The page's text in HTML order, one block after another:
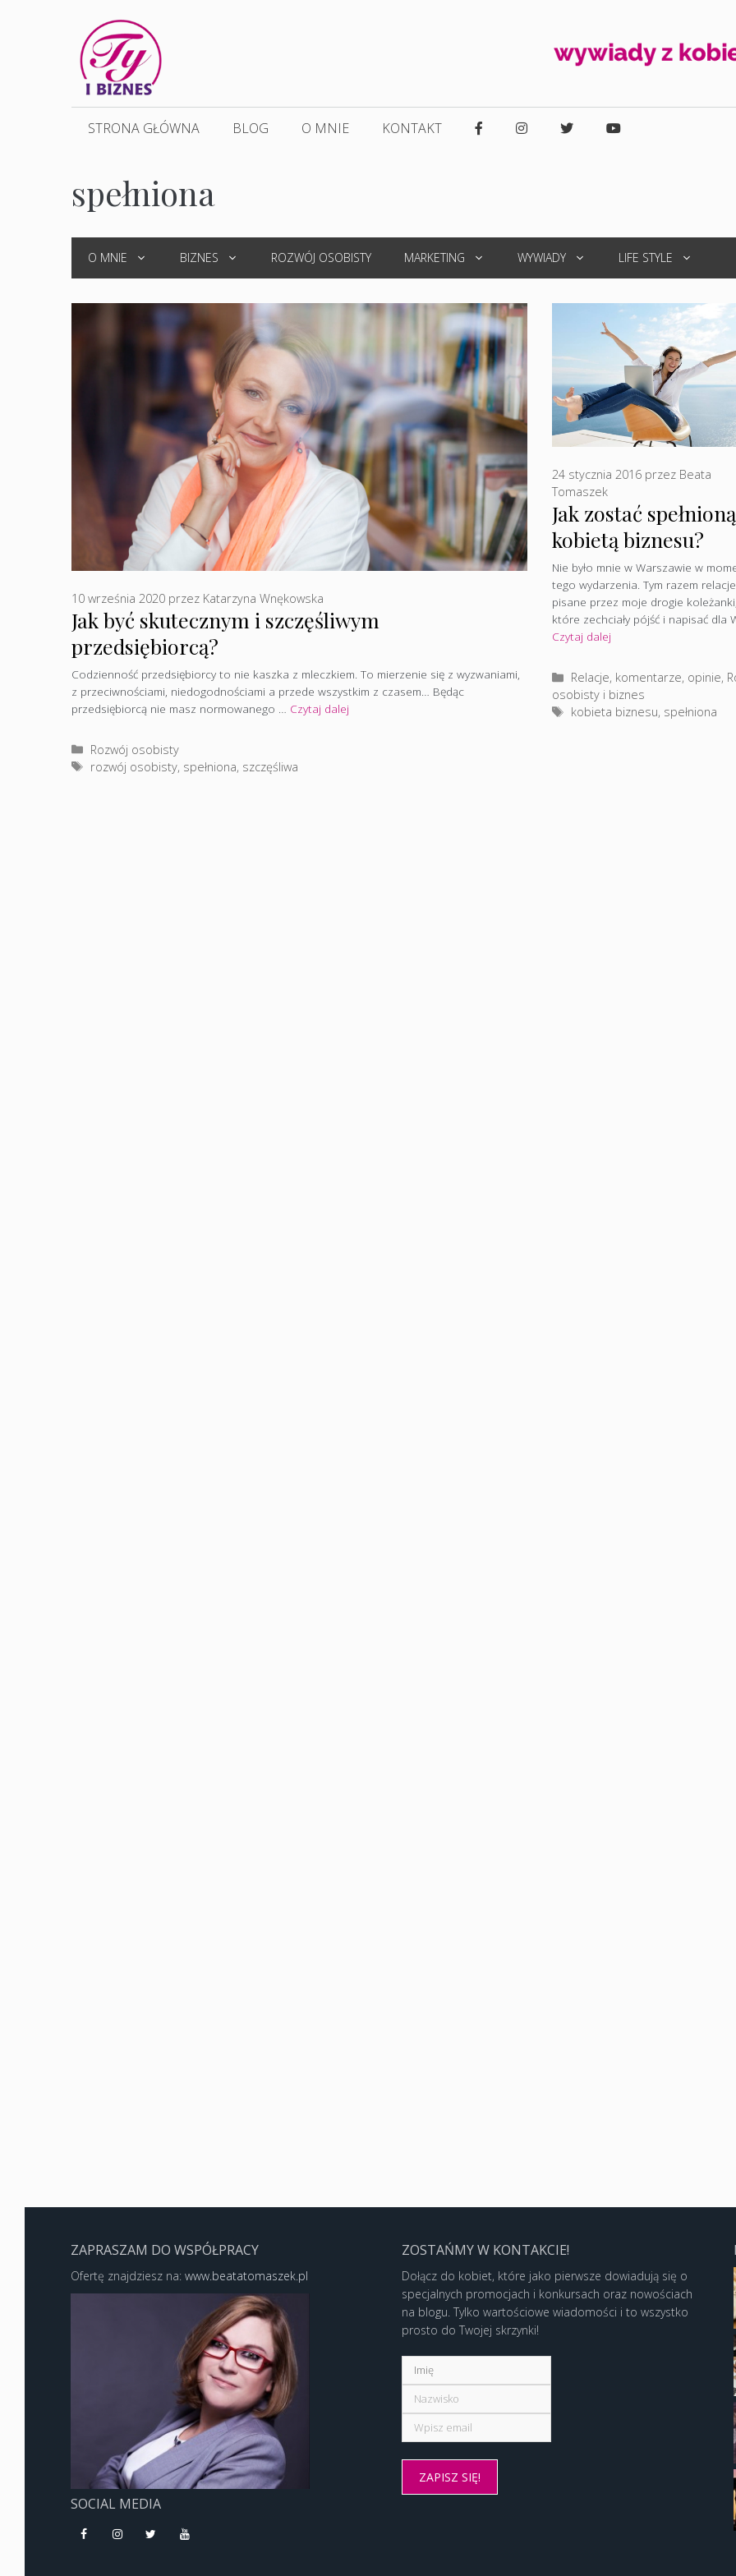
STRONA GŁÓWNA BLOG O MNIE KONTAKT
spełniona
O MNIE BIZNES ROZWÓJ OSOBISTY MARKETING WYWIADY LIFE STYLE
Jak być skutecznym i szczęśliwym
przedsiębiorcą?
10 września 2020 przez Katarzyna Wnękowska
Codzienność przedsiębiorcy to nie kaszka z mleczkiem. To mierzenie się z wyzwaniami,
z przeciwnościami, niedogodnościami a przede wszystkim z czasem… Będąc
przedsiębiorcą nie masz normowanego … Czytaj dalej
Kategorie
Rozwój osobisty
Tagi
rozwój osobisty, spełniona, szczęśliwa
Jak zostać spełnioną
kobietą biznesu?
24 stycznia 2016 przez Beata
Tomaszek
Nie było mnie w Warszawie w
tego wydarzenia. Tym razem
pisane przez moje drogie koleżanki,
które zechciały pójść i napisać dla
Czytaj dalej
Kategorie
Relacje, komentarze, opinie,
osobisty i biznes
Tagi
kobieta biznesu, spełniona
ZAPRASZAM DO WSPÓŁPRACY
Ofertę znajdziesz na: www.beatatomaszek.pl
SOCIAL MEDIA
ZOSTAŃMY W KONTAKCIE!
Dołącz do kobiet, które jako pierwsze dowiadują się o
specjalnych promocjach i konkursach oraz nowościach
na blogu. Tylko wartościowe wiadomości i to wszystko
prosto do Twojej skrzynki!